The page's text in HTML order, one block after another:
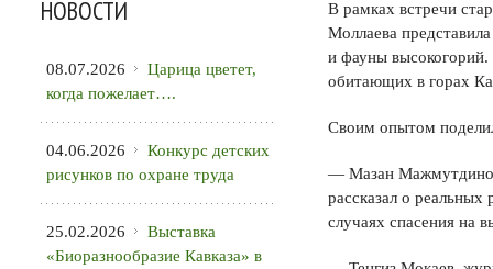
В рамках встречи
Моллаева
и фауны высокогорий.
обитающих в горах
Своим опытом
— Мазан
рассказал о
случаях спасения на
НОВОСТИ
08.07.2026
Царица цветет,
когда пожелает….
04.06.2026
Конкурс детских
рисунков по охране труда
25.02.2026
Выставка
«Биоразнообразие Кавказа» в